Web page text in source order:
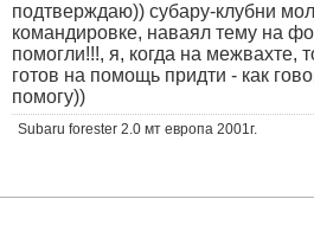
подтверждаю)) субару-клубни
командировке, наваял тему на
помогли!!!, я, когда на межвахте,
готов на помощь придти - как
помогу))
Subaru forester 2.0 мт европа 2001г.